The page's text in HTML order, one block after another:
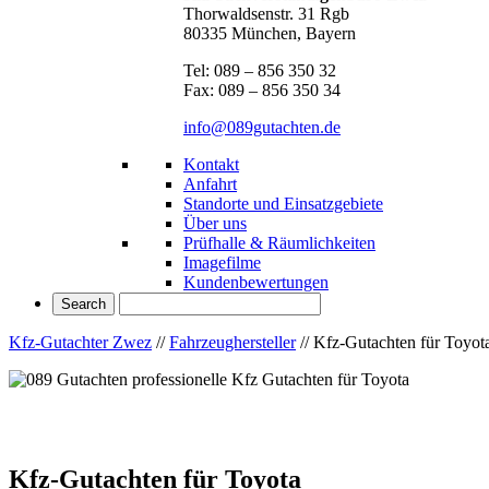
Thorwaldsenstr. 31 Rgb
80335 München, Bayern
Tel: 089 – 856 350 32
Fax: 089 – 856 350 34
info@089gutachten.de
Kontakt
Anfahrt
Standorte und Einsatzgebiete
Über uns
Prüfhalle & Räumlichkeiten
Imagefilme
Kundenbewertungen
Kfz-Gutachter Zwez //Fahrzeughersteller//Kfz-Gutachten für
Kfz-Gutachten für Toyota